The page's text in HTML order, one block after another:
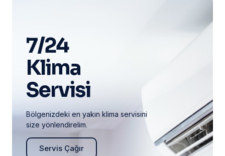
7/24
Klima
Servisi
Bölgenizdeki en yakın klima servisini
size yönlendirelim.
Servis Çağır